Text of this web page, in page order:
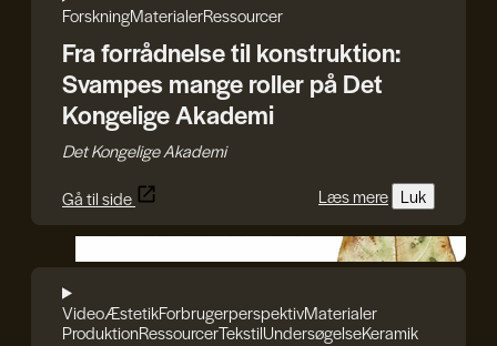
ForskningMaterialerRessourcer
Fra forrådnelse til konstruktion:
Svampes mange roller på Det
Kongelige Akademi
Det Kongelige Akademi
Gå til side
Læs mere Luk
VideoÆstetikForbrugerperspektivMaterialer
ProduktionRessourcerTekstilUndersøgelseKeramik